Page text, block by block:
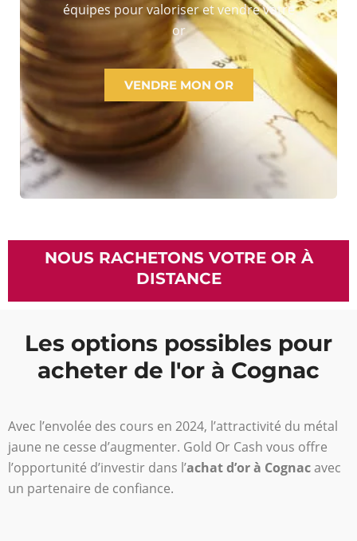
équipes pour valoriser et vendre votre
or
VENDRE MON OR
NOUS RACHETONS VOTRE OR À
DISTANCE
Les options possibles pour
acheter de l'or à Cognac
Avec l’envolée des cours en 2024, l’attractivité du métal
jaune ne cesse d’augmenter. Gold Or Cash vous offre
l’opportunité d’investir dans l’achat d’or à Cognacavec
un partenaire de confiance.